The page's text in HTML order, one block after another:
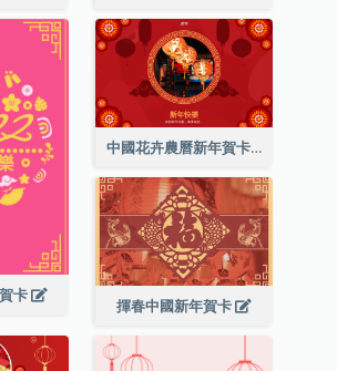
卡
中國花卉農曆新年賀卡
揮春中國新年賀卡